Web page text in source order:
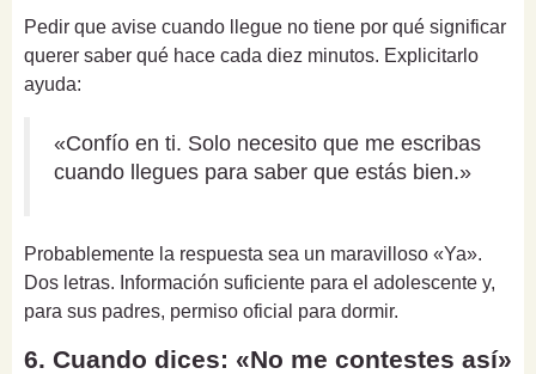
Pedir que avise cuando llegue no tiene por qué significar
querer saber qué hace cada diez minutos. Explicitarlo
ayuda:
«Confío en ti. Solo necesito que me escribas
cuando llegues para saber que estás bien.»
Probablemente la respuesta sea un maravilloso «Ya».
Dos letras. Información suficiente para el adolescente y,
para sus padres, permiso oficial para dormir.
6. Cuando dices: «No me contestes así»